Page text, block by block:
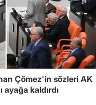
Çömez'in sözleri AK
ayağa kaldırdı